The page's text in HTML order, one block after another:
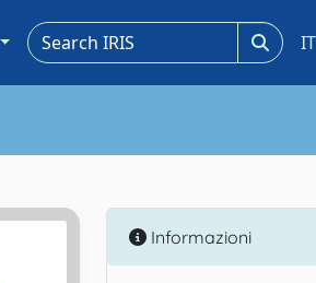
IT
Informazioni